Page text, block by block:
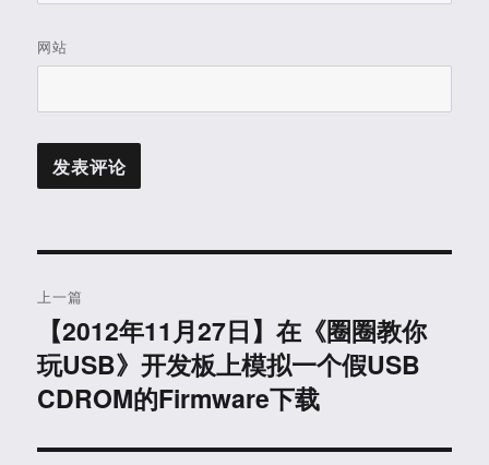
网站
章
导
航
上一篇
篇
文
【2012年11月27日】在《圈圈教你
玩USB》开发板上模拟一个假USB
CDROM的Firmware下载